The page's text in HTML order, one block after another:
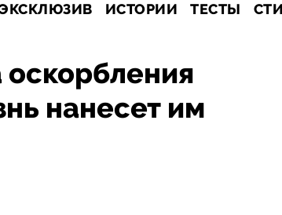
ИСТОРИИ ТЕСТЫ
оскорбления
нанесет им